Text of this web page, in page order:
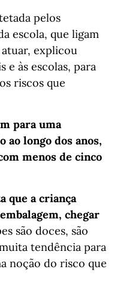
pelos
escola, que ligam
explicou
e às escolas, para
riscos que
para uma
ao longo dos anos,
menos de cinco
que a criança
chegar
são doces, são
tendência para
noção do risco que